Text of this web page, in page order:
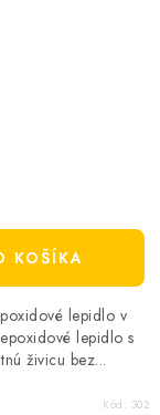
KOŠÍKA
lepidlo v
lepidlo s
živicu bez...
Kód: 302